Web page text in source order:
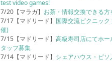
test video games!
7/20【マラガ】 お茶・情報交換できる
7/17【マドリード】 国際交流ピクニッ
催)
7/15【マドリード】高級寿司店にてホ
タッフ募集
7/14【マドリード】 シェアハウス・ピ